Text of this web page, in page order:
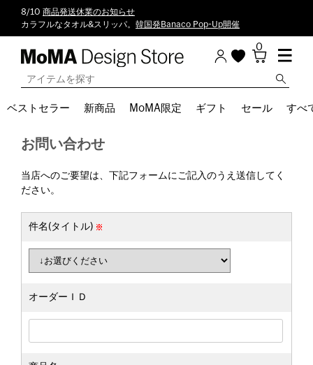
8/10 商品発送休業のお知らせ
カラフルなタオル&スリッパ。 韓国発Banaco Pop-Up開催
0
ベストセラー 新商品 MoMA限定 ギフト セール すべ
お問い合わせ
当店へのご要望は、下記フォームにご記入のうえ送信してく
ださい。
件名(タイトル)
オーダーＩＤ